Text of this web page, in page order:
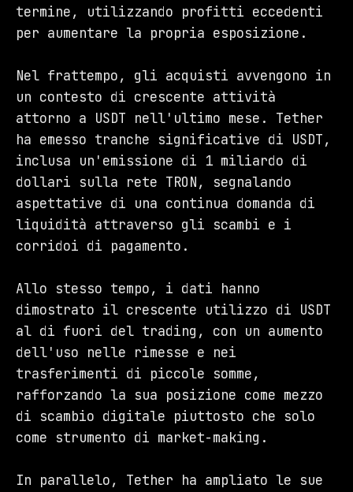
termine, utilizzando profitti eccedenti
per aumentare la propria esposizione.
Nel frattempo, gli acquisti avvengono in
un contesto di crescente attività
attorno a USDT nell'ultimo mese. Tether
ha emesso tranche significative di USDT,
inclusa un'emissione di 1 miliardo di
dollari sulla rete TRON, segnalando
aspettative di una continua domanda di
liquidità attraverso gli scambi e i
corridoi di pagamento.
Allo stesso tempo, i dati hanno
dimostrato il crescente utilizzo di USDT
al di fuori del trading, con un aumento
dell'uso nelle rimesse e nei
trasferimenti di piccole somme,
rafforzando la sua posizione come mezzo
di scambio digitale piuttosto che solo
come strumento di market-making.
In parallelo, Tether ha ampliato le sue